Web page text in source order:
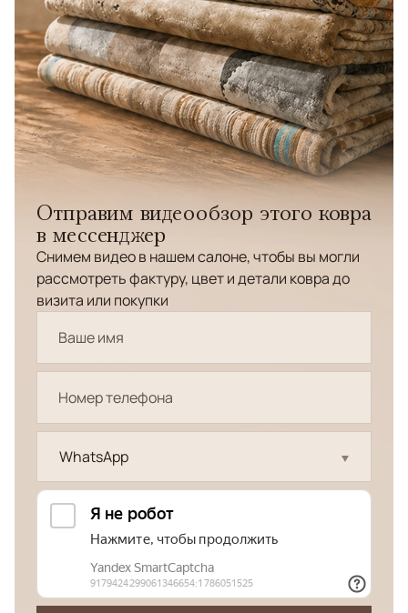
Отправим видеообзор этого ковра
в мессенджер
Снимем видео в нашем салоне, чтобы вы могли
рассмотреть фактуру, цвет и детали ковра до
визита или покупки
WhatsApp